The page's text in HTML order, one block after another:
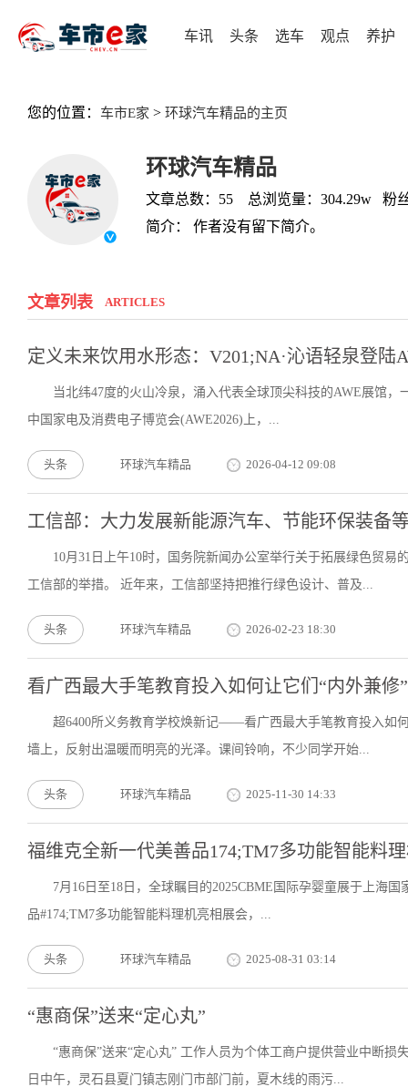
车讯 头条 选车 观点 养护
您的位置： 车市E家 > 环球汽车精品的主页
环球汽车精品
文章总数：55 总浏览量：304.29w 粉
简介： 作者没有留下简介。
文章列表 ARTICLES
定义未来饮用水形态：V201;NA·沁语轻泉登陆
当北纬47度的火山冷泉，涌入代表全球顶尖科技的AWE展馆，
中国家电及消费电子博览会(AWE2026)上，...
头条 环球汽车精品 2026-04-12 09:08
工信部：大力发展新能源汽车、节能环保装备
10月31日上午10时，国务院新闻办公室举行关于拓展绿色贸
工信部的举措。 近年来，工信部坚持把推行绿色设计、普及...
头条 环球汽车精品 2026-02-23 18:30
看广西最大手笔教育投入如何让它们“内外兼修
超6400所义务教育学校焕新记——看广西最大手笔教育投入如
墙上，反射出温暖而明亮的光泽。课间铃响，不少同学开始...
头条 环球汽车精品 2025-11-30 14:33
福维克全新一代美善品174;TM7多功能智能料
7月16日至18日，全球瞩目的2025CBME国际孕婴童展于上海
品#174;TM7多功能智能料理机亮相展会，...
头条 环球汽车精品 2025-08-31 03:14
“惠商保”送来“定心丸”
“惠商保”送来“定心丸” 工作人员为个体工商户提供营业中断
日中午，灵石县夏门镇志刚门市部门前，夏木线的雨污...